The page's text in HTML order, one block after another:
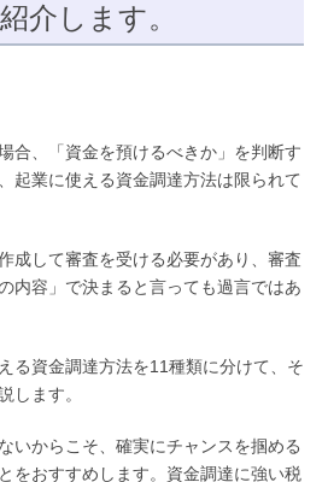
介します。
合、「資金を預けるべきか」を判断す
起業に使える資金調達方法は限られて
成して審査を受ける必要があり、審査
内容」で決まると言っても過言ではあ
る資金調達方法を11種類に分けて、そ
します。
いからこそ、確実にチャンスを掴める
をおすすめします。資金調達に強い税